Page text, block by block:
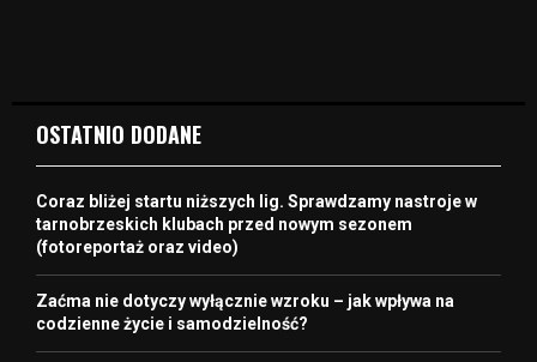
OSTATNIO DODANE
Coraz bliżej startu niższych lig. Sprawdzamy nastroje w
tarnobrzeskich klubach przed nowym sezonem
(fotoreportaż oraz video)
Zaćma nie dotyczy wyłącznie wzroku – jak wpływa na
codzienne życie i samodzielność?